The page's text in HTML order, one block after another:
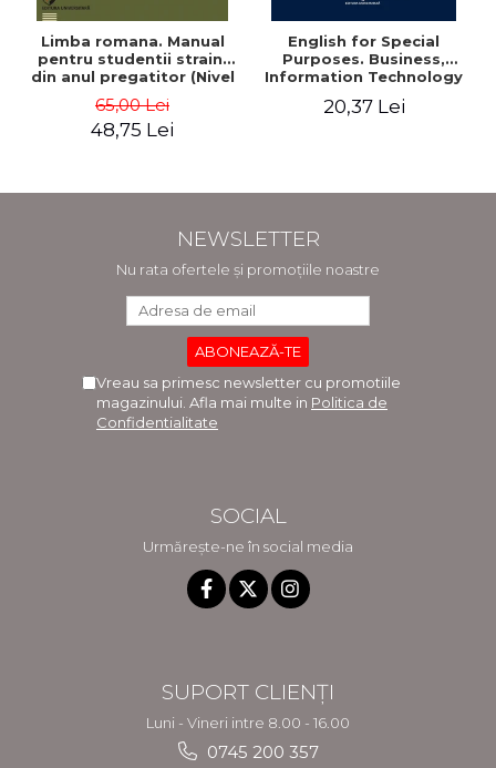
Limba romana. Manual
pentru studentii straini
din anul pregatitor (Nivel
65,00 Lei
48,75 Lei
English for Special
Purposes. Business,
Information Technology
- Adriana-Elena Stoican
20,37 Lei
NEWSLETTER
Nu rata ofertele și promoțiile noastre
Vreau sa primesc newsletter cu promotiile
magazinului. Afla mai multe in Politica de
Confidentialitate
SOCIAL
Urmărește-ne în social media
SUPORT CLIENȚI
Luni - Vineri intre 8.00 - 16.00
0745 200 357